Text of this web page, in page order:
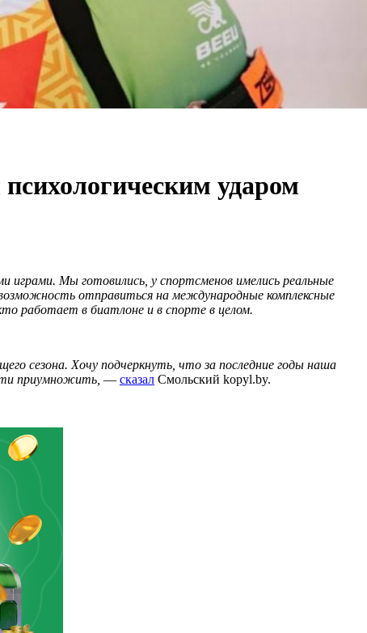
ударом
Мы готовились, у спортсменов имелись реальные
отправиться на международные комплексные
работает в биатлоне и в спорте в целом.
сезона. Хочу подчеркнуть, что за последние годы наша
приумножить, — сказал Смольский kopyl.by.